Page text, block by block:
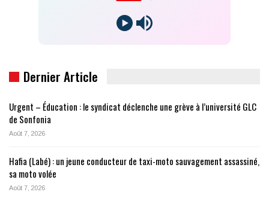
Dernier Article
Urgent – Éducation : le syndicat déclenche une grève à l’université GLC
de Sonfonia
Août 7, 2026
Hafia (Labé) : un jeune conducteur de taxi-moto sauvagement assassiné,
sa moto volée
Août 7, 2026